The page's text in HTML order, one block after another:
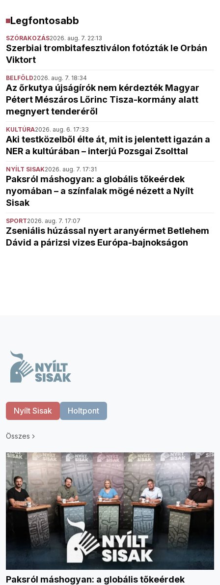
Legfontosabb
SZÓRAKOZÁS2026. aug. 7. 22:13
Szerbiai trombitafesztiválon fotózták le Orbán
Viktort
BELFÖLD2026. aug. 7. 18:34
Az őrkutya újságírók nem kérdezték Magyar
Pétert Mészáros Lőrinc Tisza-kormány alatt
megnyert tenderéről
KULTÚRA2026. aug. 6. 17:33
Aki testközelből élte át, mit is jelentett igazán a
NER a kultúrában – interjú Pozsgai Zsolttal
NYÍLT SISAK2026. aug. 7. 17:31
Paksról máshogyan: a globális tőkeérdek
nyomában – a színfalak mögé nézett a Nyílt
Sisak
SPORT2026. aug. 7. 17:07
Zseniális húzással nyert aranyérmet Betlehem
Dávid a párizsi vizes Európa-bajnokságon
Nyílt Sisak Holtpont
Összes
Paksról máshogyan: a globális tőkeérdek